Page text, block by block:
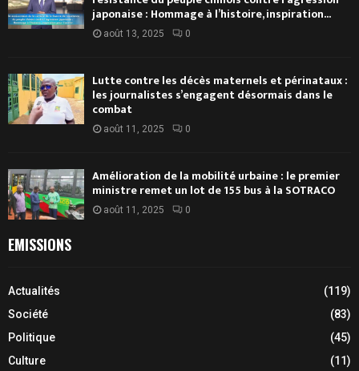
japonaise : Hommage à l’histoire, inspiration...
août 13, 2025 0
Lutte contre les décès maternels et périnataux :
les journalistes s’engagent désormais dans le
combat
août 11, 2025 0
Amélioration de la mobilité urbaine : le premier
ministre remet un lot de 155 bus à la SOTRACO
août 11, 2025 0
EMISSIONS
Actualités
(119)
Société
(83)
Politique
(45)
Culture
(11)